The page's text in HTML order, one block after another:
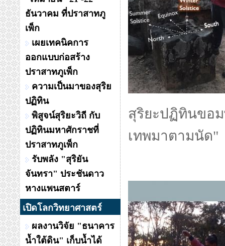
ธันวาคม ที่ปราสาทภู
เพ็ก
เผยเทคนิคการ
ออกแบบก่อสร้าง
ปราสาทภูเพ็ก
ความเป็นมาของสุริย
ปฏิทิน
พิสูจน์สุริยะวิถี กับ
ปฏิทินมหาศักราชที่
ปราสาทภูเพ็ก
รับพลัง "สุริยัน
จันทรา" ประชันดาว
หางแพนสตาร์
เปิดโลกวิทยาศาสตร์
ผลงานวิจัย "ธนาคาร
น้ำใต้ดิน" เก็บน้ำได้
สุริยะปฏิทินขอ
เทพมาตามนัด"